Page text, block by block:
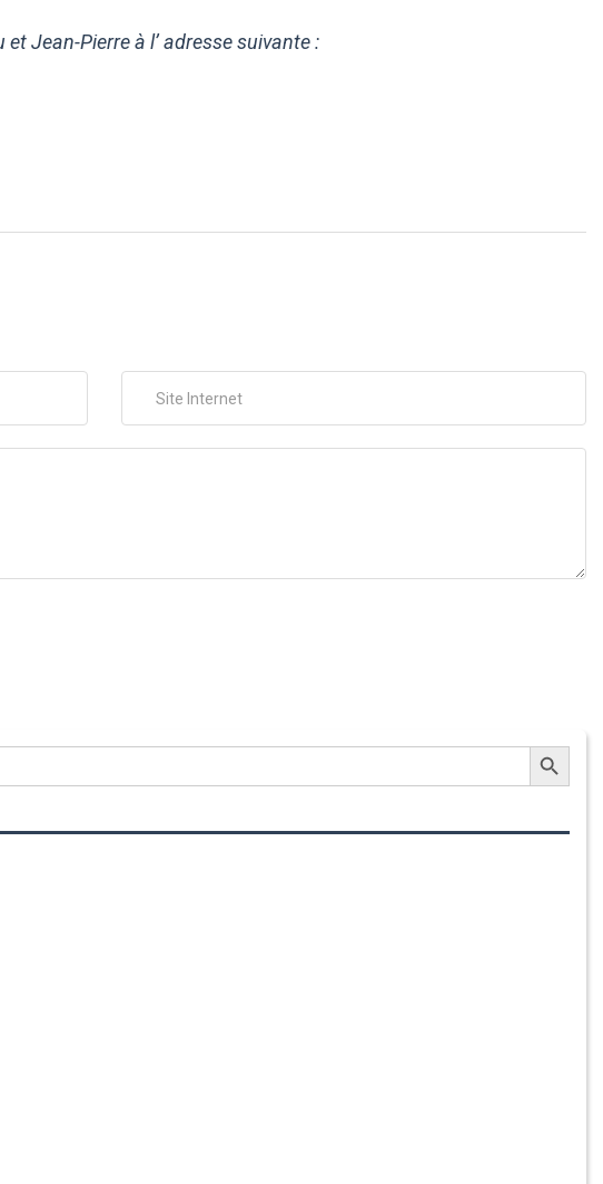
Jean-Pierre à l’ adresse suivante :